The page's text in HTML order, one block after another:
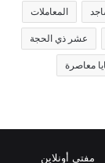
المعاملات
عشر ذي الحجة
معاصرة